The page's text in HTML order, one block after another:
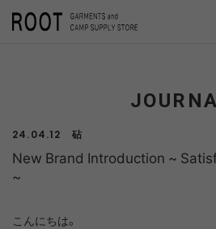
TOP JOURNAL New Brand Introduction ~
24.04.12 砧
New Brand Introduction ~
~
こんにちは。